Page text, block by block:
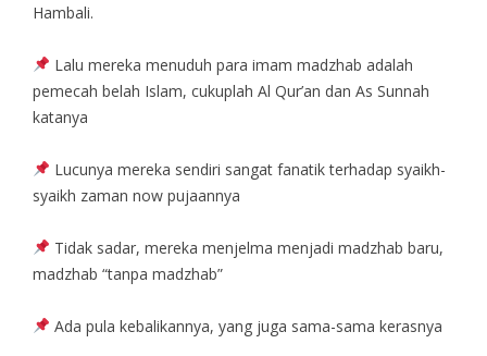
Hambali.
Lalu mereka menuduh para imam madzhab adalah
pemecah belah Islam, cukuplah Al Qur’an dan As Sunnah
katanya
Lucunya mereka sendiri sangat fanatik terhadap syaikh-
syaikh zaman now pujaannya
Tidak sadar, mereka menjelma menjadi madzhab baru,
madzhab “tanpa madzhab”
Ada pula kebalikannya, yang juga sama-sama kerasnya